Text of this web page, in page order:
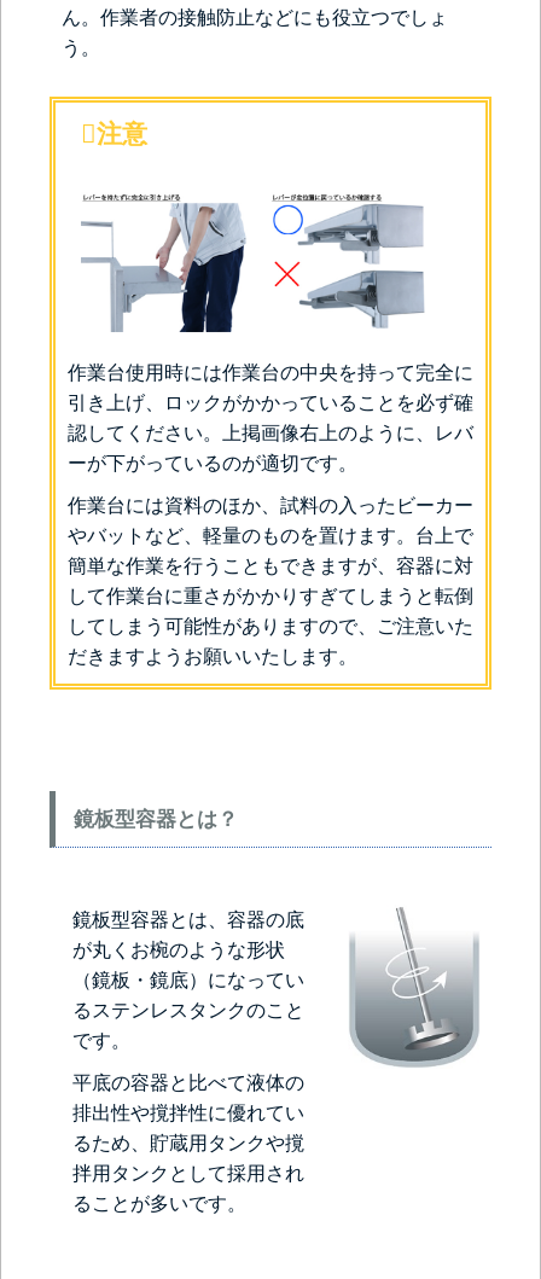
ん。作業者の接触防止などにも役立つでしょ
う。
注意
作業台使用時には作業台の中央を持って完全に
引き上げ、ロックがかかっていることを必ず確
認してください。上掲画像右上のように、レバ
ーが下がっているのが適切です。
作業台には資料のほか、試料の入ったビーカー
やバットなど、軽量のものを置けます。台上で
簡単な作業を行うこともできますが、容器に対
して作業台に重さがかかりすぎてしまうと転倒
してしまう可能性がありますので、ご注意いた
だきますようお願いいたします。
鏡板型容器とは？
鏡板型容器とは、容器の底
が丸くお椀のような形状
（鏡板・鏡底）になってい
るステンレスタンクのこと
です。
平底の容器と比べて液体の
排出性や撹拌性に優れてい
るため、貯蔵用タンクや撹
拌用タンクとして採用され
ることが多いです。